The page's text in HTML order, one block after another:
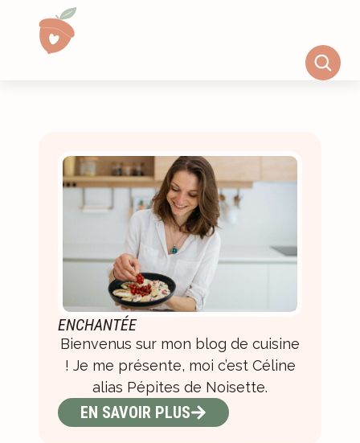
ENCHANTÉE
Bienvenus sur mon blog de cuisine
! Je me présente, moi c’est Céline
alias Pépites de Noisette.
EN SAVOIR PLUS